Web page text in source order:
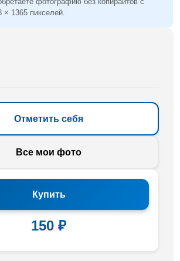
1365 пикселей.
Отметить себя
Все мои фото
Купить
150 ₽